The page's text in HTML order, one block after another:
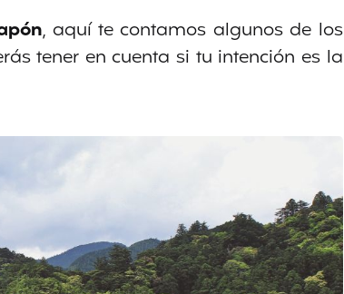
, aquí te contamos algunos de los
tener en cuenta si tu intención es la